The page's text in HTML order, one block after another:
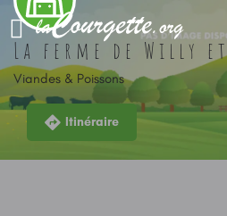
La ferme de Willy
Viandes & Poissons
Itinéraire